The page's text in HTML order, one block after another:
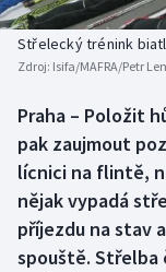
Basketbal
Biatlon
Boby a skeleton
Box
Curling
Historické
Aplikace ČT
AZ kvíz
Střelecký trénink
Zdroj: Isifa/MAFRA/Petr
Praha – Položit
pak zaujmout
lícnici na flintě,
nějak vypadá
příjezdu na stav
spouště. Střelba